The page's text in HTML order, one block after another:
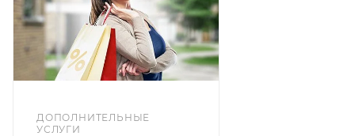
ДОПОЛНИТЕЛЬНЫЕ
УСЛУГИ